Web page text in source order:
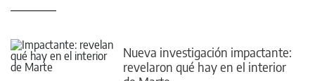
Nueva investigación impactante:
revelaron qué hay en el interior